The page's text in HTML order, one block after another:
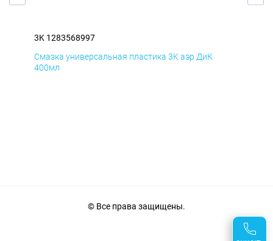
3K 1283568997
Смазка универсальная пластика 3K аэр ДиК
400мл
© Все права защищены.